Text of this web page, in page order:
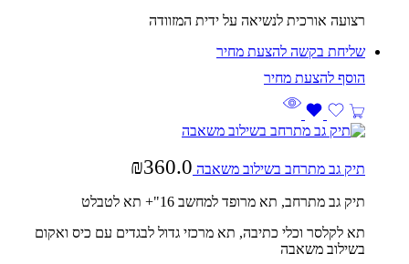
רצועה אורכית לנשיאה על ידית המזוודה
שליחת בקשה להצעת מחיר
תיק גב מתרחב בשילוב משאבה ₪360.0
תיק גב מתרחב, תא מרופד למחשב 16"+ תא לטבלט
תא לקלסר וכלי כתיבה, תא מרכזי גדול לבגדים עם כיס ואקום
בשילוב משאבה